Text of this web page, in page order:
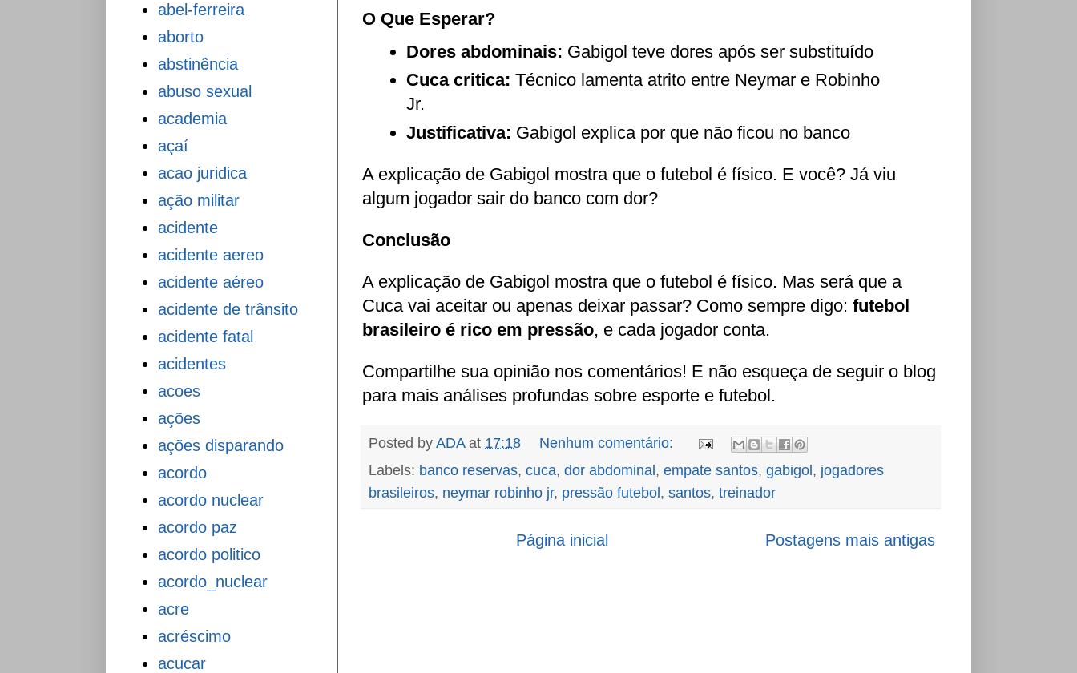
O Que Esperar?
Dores abdominais: Gabigol teve dores após ser substituído
Cuca critica: Técnico lamenta atrito entre Neymar e Robinho
Jr.
Justificativa: Gabigol explica por que não ficou no banco
A explicação de Gabigol mostra que o futebol é físico. E você? Já viu
algum jogador sair do banco com dor?
Conclusão
A explicação de Gabigol mostra que o futebol é físico. Mas será que a
Cuca vai aceitar ou apenas deixar passar? Como sempre digo: futebol
brasileiro é rico em pressão, e cada jogador conta.
Compartilhe sua opinião nos comentários! E não esqueça de seguir o blog
para mais análises profundas sobre esporte e futebol.
Posted by ADA at 17:18
Nenhum comentário:
Labels: banco reservas, cuca, dor abdominal, empate santos, gabigol, jogadores
brasileiros, neymar robinho jr, pressão futebol, santos, treinador
Postagens mais antigas
Página inicial
abel-ferreira
aborto
abstinência
abuso sexual
academia
açaí
acao juridica
ação militar
acidente
acidente aereo
acidente aéreo
acidente de trânsito
acidente fatal
acidentes
acoes
ações
ações disparando
acordo
acordo nuclear
acordo paz
acordo politico
acordo_nuclear
acre
acréscimo
acucar